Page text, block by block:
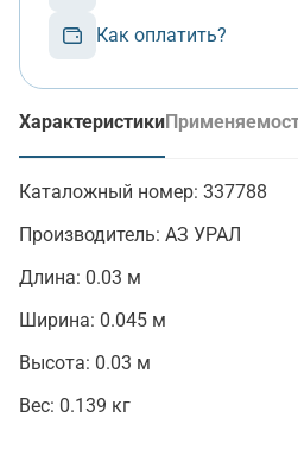
Как оплатить?
Характеристики
(активная вкладка)
Каталожный номер: 337788
Производитель: АЗ УРАЛ
Длина: 0.03 м
Ширина: 0.045 м
Высота: 0.03 м
Вес: 0.139 кг